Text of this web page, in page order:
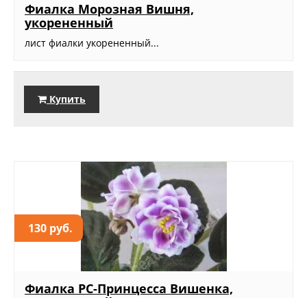
Фиалка Морозная Вишня,
укорененный
лист фиалки укорененный...
Купить
130 руб.
Фиалка РС-Принцесса Вишенка,